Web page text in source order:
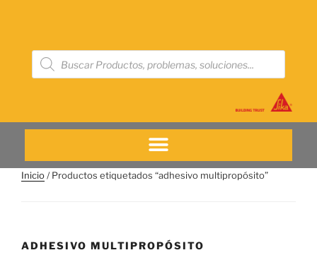
Inicio/ Productos etiquetados “adhesivo multipropósito”
ADHESIVO MULTIPROPÓSITO